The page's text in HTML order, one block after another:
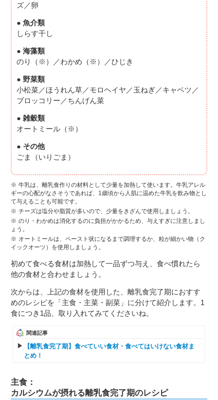
ズ／卵
● 魚介類
しらす干し
● 海藻類
のり（※）／わかめ（※）／ひじき
● 野菜類
小松菜／ほうれん草／モロヘイヤ／玉ねぎ／キャベツ／
ブロッコリー／ちんげん菜
● 雑穀類
オートミール（※）
● その他
ごま（いりごま）
牛乳は、離乳食作りの材料として少量を加熱して使います。牛乳アレル
ギーの心配がなさそうであれば、1歳頃から人肌に温めた牛乳を飲み物とし
て与えることも可能です。
チーズは塩分や脂質が多いので、少量をきざんで使用しましょう。
のり・わかめは消化するのに負担がかかるため、与えすぎに注意しまし
ょう。
オートミールは、ペースト状になるまで調理するか、粒が細かい物（ク
イックオーツ）を使用しましょう。
初めて食べる食材は加熱して一品ずつ与え、食べ慣れたら
他の食材と合わせましょう。
次からは、上記の食材を使用した、離乳食完了期におすす
めのレシピを「主食・主菜・副菜」に分けて紹介します。1
食につき1品、取り入れてみてくださいね。
関連記事
【離乳食完了期】食べていい食材・食べてはいけない食材ま
とめ！
主食：
カルシウムが摂れる離乳食完了期のレシピ